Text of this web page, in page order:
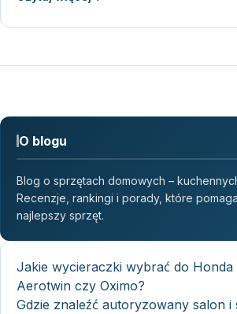
O blogu
Blog o sprzętach domowych –
Recenzje, rankingi i porady, które
najlepszy sprzęt.
Jakie wycieraczki wybrać do Honda
Aerotwin czy Oximo?
Gdzie znaleźć autoryzowany salon i